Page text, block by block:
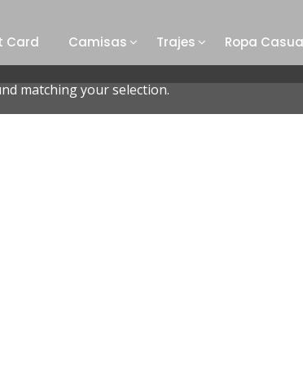
Card Camisas Trajes Ropa
matching your selection.